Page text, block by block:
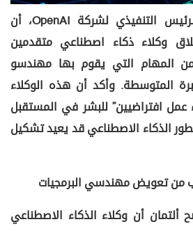
كشف سام ألتمان، الرئيس التنفيذي لشركة OpenAI، أن
وكلاء ذكاء اصطناعي متقدمين
من المهام التي يقوم بها مهندسو
المتوسطة. وأكد أن هذه الوكلاء
عمل افتراضيين” للبشر في المستقبل
الذكاء الاصطناعي قد يعيد تشكيل
من تعويض مهندسي البرمجيات
أن وكلاء الذكاء الاصطناعي